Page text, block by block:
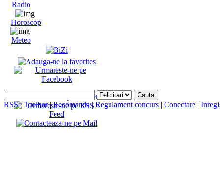
Radio
Horoscop
Meteo
RSS| Toolbar|Recomanda|Regulament concurs | Conectare |